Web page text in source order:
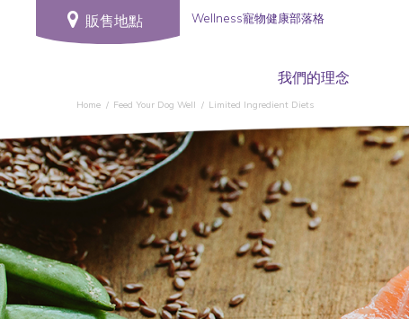
販售地點 Wellness寵物健康部落格
我們的理念
Home Feed Your Dog Well Limited Ingredient Diets